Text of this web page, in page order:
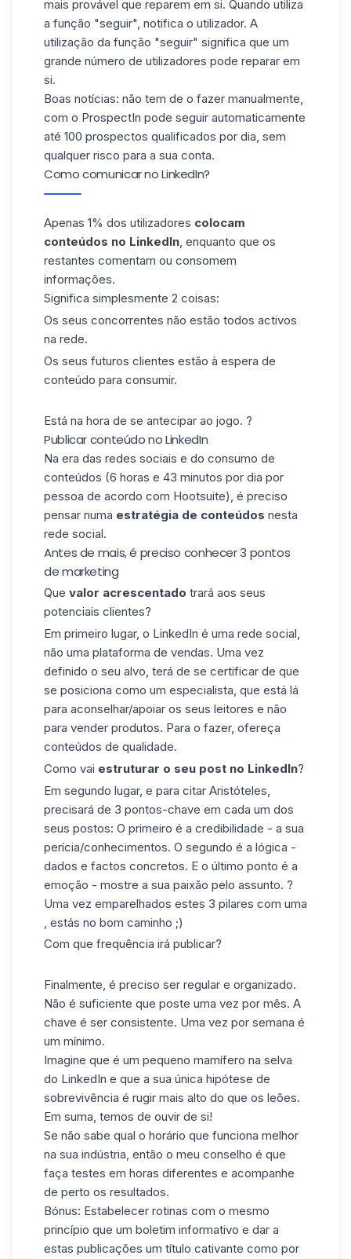
mais provável que reparem em si. Quando utiliza
a função "seguir", notifica o utilizador. A
utilização da função "seguir" significa que um
grande número de utilizadores pode reparar em
si.
Boas notícias: não tem de o fazer manualmente,
com o ProspectIn pode seguir automaticamente
até 100 prospectos qualificados por dia, sem
qualquer risco para a sua conta.
Como comunicar no LinkedIn?
Apenas 1% dos utilizadores colocam
conteúdos no LinkedIn, enquanto que os
restantes comentam ou consomem
informações.
Significa simplesmente 2 coisas:
Os seus concorrentes não estão todos activos
na rede.
Os seus futuros clientes estão à espera de
conteúdo para consumir.
Está na hora de se antecipar ao jogo. ?
Publicar conteúdo no LinkedIn
Na era das redes sociais e do consumo de
conteúdos (6 horas e 43 minutos por dia por
pessoa de acordo com Hootsuite), é preciso
pensar numa estratégia de conteúdos nesta
rede social.
Antes de mais, é preciso conhecer 3 pontos
de marketing
Que valor acrescentado trará aos seus
potenciais clientes?
Em primeiro lugar, o LinkedIn é uma rede social,
não uma plataforma de vendas. Uma vez
definido o seu alvo, terá de se certificar de que
se posiciona como um especialista, que está lá
para aconselhar/apoiar os seus leitores e não
para vender produtos. Para o fazer, ofereça
conteúdos de qualidade.
Como vai estruturar o seu post no LinkedIn?
Em segundo lugar, e para citar Aristóteles,
precisará de 3 pontos-chave em cada um dos
seus postos: O primeiro é a credibilidade - a sua
perícia/conhecimentos. O segundo é a lógica -
dados e factos concretos. E o último ponto é a
emoção - mostre a sua paixão pelo assunto. ?
Uma vez emparelhados estes 3 pilares com uma
, estás no bom caminho ;)
Com que frequência irá publicar?
Finalmente, é preciso ser regular e organizado.
Não é suficiente que poste uma vez por mês. A
chave é ser consistente. Uma vez por semana é
um mínimo.
Imagine que é um pequeno mamífero na selva
do LinkedIn e que a sua única hipótese de
sobrevivência é rugir mais alto do que os leões.
Em suma, temos de ouvir de si!
Se não sabe qual o horário que funciona melhor
na sua indústria, então o meu conselho é que
faça testes em horas diferentes e acompanhe
de perto os resultados.
Bónus: Estabelecer rotinas com o mesmo
princípio que um boletim informativo e dar a
estas publicações um título cativante como por